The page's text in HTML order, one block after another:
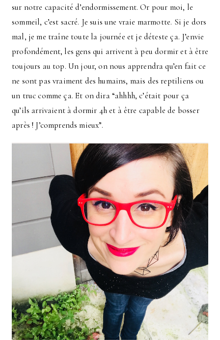
sur notre capacité d’endormissement. Or pour moi, le
sommeil, c’est sacré. Je suis une vraie marmotte. Si je dors
mal, je me traîne toute la journée et je déteste ça. J’envie
profondément, les gens qui arrivent à peu dormir et à être
toujours au top. Un jour, on nous apprendra qu’en fait ce
ne sont pas vraiment des humains, mais des reptiliens ou
un truc comme ça. Et on dira “ahhhh, c’était pour ça
qu’ils arrivaient à dormir 4h et à être capable de bosser
après ! J’comprends mieux”.